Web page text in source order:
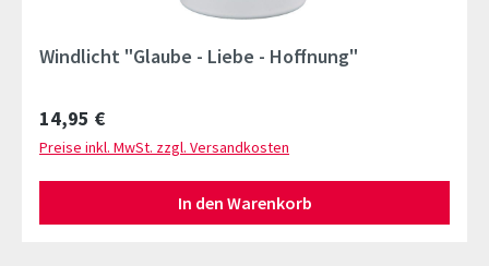
Windlicht "Glaube - Liebe - Hoffnung"
Regulärer Preis:
14,95 €
Preise inkl. MwSt. zzgl. Versandkosten
In den Warenkorb